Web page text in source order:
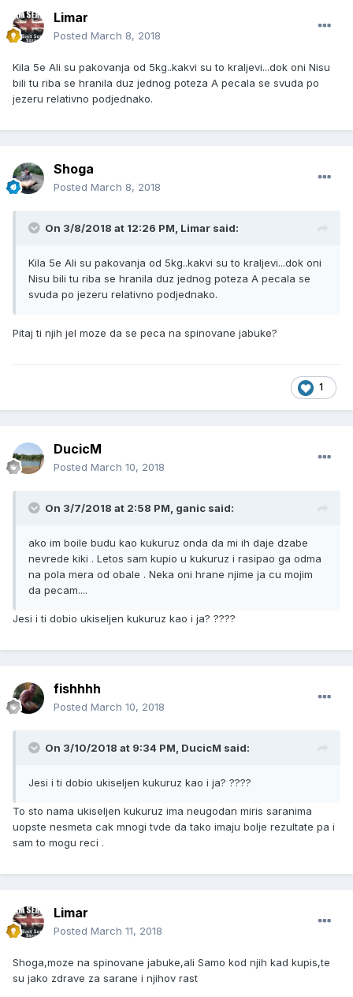
Limar
Posted March 8, 2018
Kila 5e Ali su pakovanja od 5kg..kakvi su to kraljevi...dok oni Nisu
bili tu riba se hranila duz jednog poteza A pecala se svuda po
jezeru relativno podjednako.
Shoga
Posted March 8, 2018
On 3/8/2018 at 12:26 PM, Limar said:
Kila 5e Ali su pakovanja od 5kg..kakvi su to kraljevi...dok oni
Nisu bili tu riba se hranila duz jednog poteza A pecala se
svuda po jezeru relativno podjednako.
Pitaj ti njih jel moze da se peca na spinovane jabuke?
1
DucicM
Posted March 10, 2018
On 3/7/2018 at 2:58 PM, ganic said:
ako im boile budu kao kukuruz onda da mi ih daje dzabe
nevrede kiki . Letos sam kupio u kukuruz i rasipao ga odma
na pola mera od obale . Neka oni hrane njime ja cu mojim
da pecam....
Jesi i ti dobio ukiseljen kukuruz kao i ja? ????
fishhhh
Posted March 10, 2018
On 3/10/2018 at 9:34 PM, DucicM said:
Jesi i ti dobio ukiseljen kukuruz kao i ja? ????
To sto nama ukiseljen kukuruz ima neugodan miris saranima
uopste nesmeta cak mnogi tvde da tako imaju bolje rezultate pa i
sam to mogu reci .
Limar
Posted March 11, 2018
Shoga,moze na spinovane jabuke,ali Samo kod njih kad kupis,te
su jako zdrave za sarane i njihov rast